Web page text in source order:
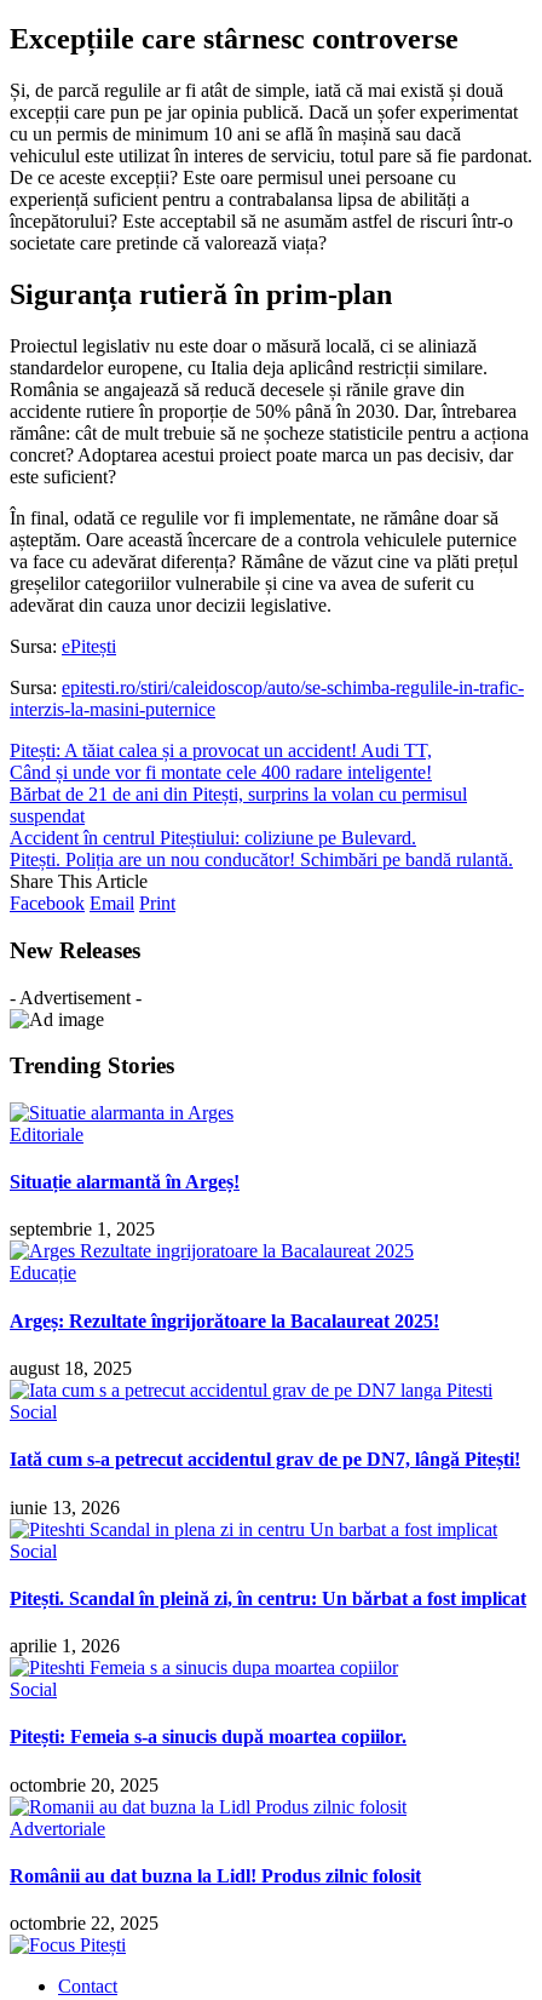
Excepțiile care stârnesc controverse
Și, de parcă regulile ar fi atât de simple, iată că mai există și două
excepții care pun pe jar opinia publică. Dacă un șofer experimentat
cu un permis de minimum 10 ani se află în mașină sau dacă
vehiculul este utilizat în interes de serviciu, totul pare să fie pardonat.
De ce aceste excepții? Este oare permisul unei persoane cu
experiență suficient pentru a contrabalansa lipsa de abilități a
începătorului? Este acceptabil să ne asumăm astfel de riscuri într-o
societate care pretinde că valorează viața?
Siguranța rutieră în prim-plan
Proiectul legislativ nu este doar o măsură locală, ci se aliniază
standardelor europene, cu Italia deja aplicând restricții similare.
România se angajează să reducă decesele și rănile grave din
accidente rutiere în proporție de 50% până în 2030. Dar, întrebarea
rămâne: cât de mult trebuie să ne șocheze statisticile pentru a acționa
concret? Adoptarea acestui proiect poate marca un pas decisiv, dar
este suficient?
În final, odată ce regulile vor fi implementate, ne rămâne doar să
așteptăm. Oare această încercare de a controla vehiculele puternice
va face cu adevărat diferența? Rămâne de văzut cine va plăti prețul
greșelilor categoriilor vulnerabile și cine va avea de suferit cu
adevărat din cauza unor decizii legislative.
Sursa: ePitești
Sursa: epitesti.ro/stiri/caleidoscop/auto/se-schimba-regulile-in-trafic-
interzis-la-masini-puternice
Pitești: A tăiat calea și a provocat un accident! Audi TT,
Când și unde vor fi montate cele 400 radare inteligente!
Bărbat de 21 de ani din Pitești, surprins la volan cu permisul
suspendat
Accident în centrul Piteștiului: coliziune pe Bulevard.
Pitești. Poliția are un nou conducător! Schimbări pe bandă rulantă.
Share This Article
Facebook Email Print
New Releases
- Advertisement -
Trending Stories
Editoriale
Situație alarmantă în Argeș!
septembrie 1, 2025
Educație
Argeș: Rezultate îngrijorătoare la Bacalaureat 2025!
august 18, 2025
Social
Iată cum s-a petrecut accidentul grav de pe DN7, lângă Pitești!
iunie 13, 2026
Social
Pitești. Scandal în pleină zi, în centru: Un bărbat a fost implicat
aprilie 1, 2026
Social
Pitești: Femeia s-a sinucis după moartea copiilor.
octombrie 20, 2025
Advertoriale
Românii au dat buzna la Lidl! Produs zilnic folosit
octombrie 22, 2025
Contact